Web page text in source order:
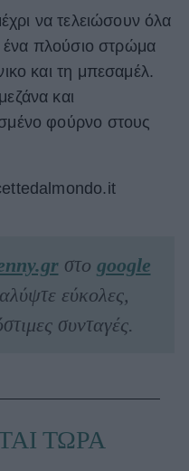
να τελειώσουν όλα
ένα πλούσιο στρώμα
και τη μπεσαμέλ.
και
φούρνο στους
στο google
εύκολες,
συνταγές.
ΤΩΡΑ